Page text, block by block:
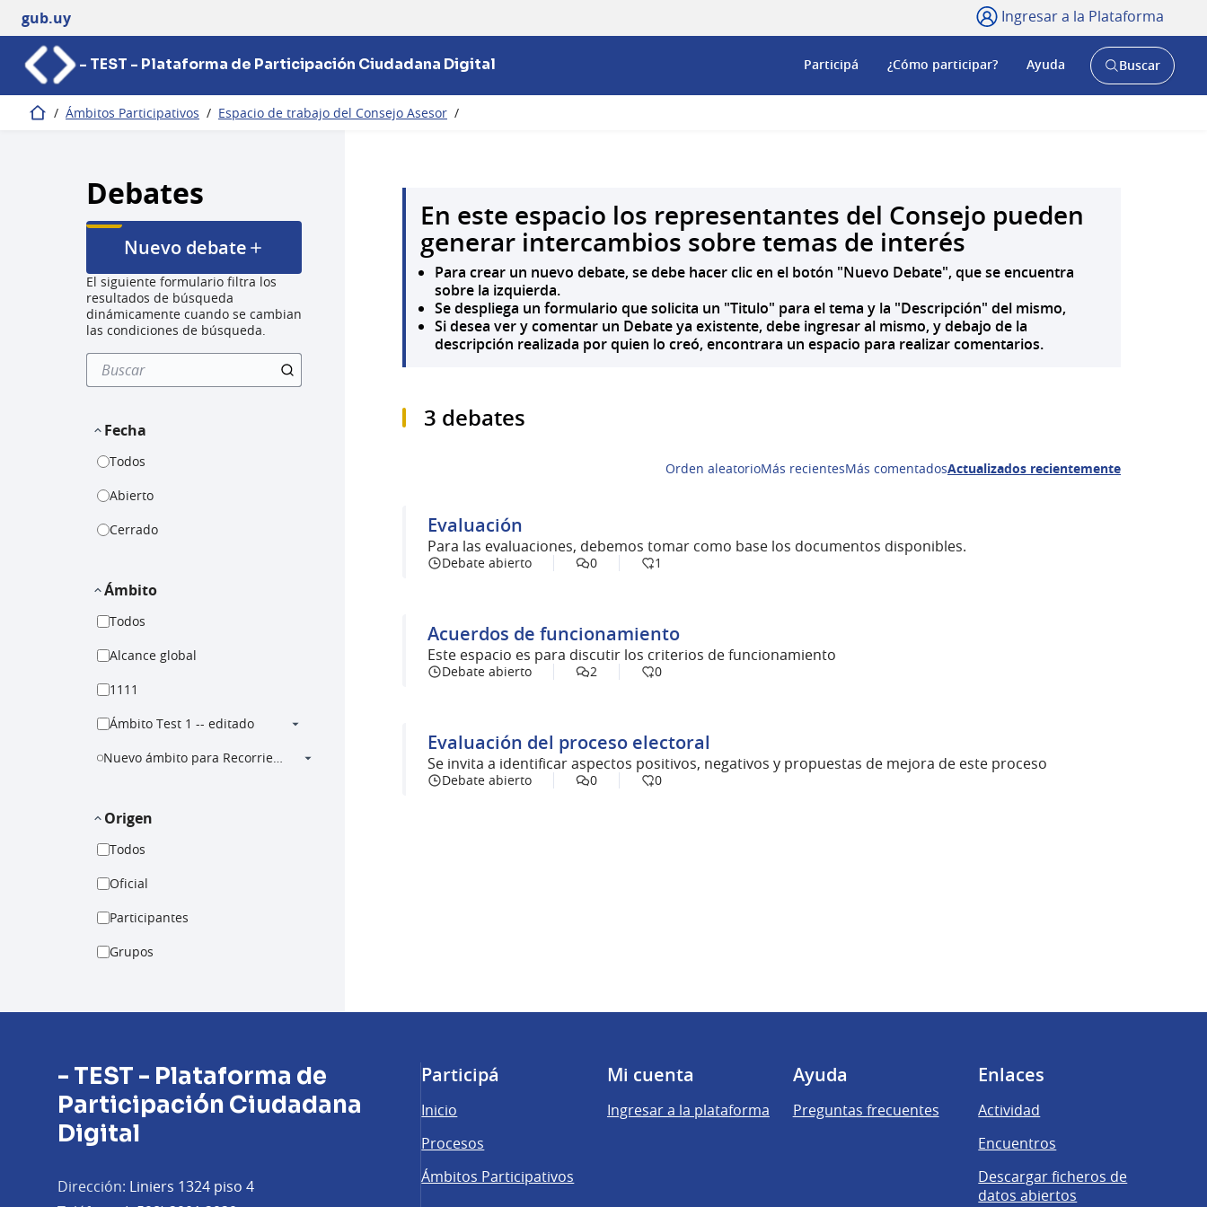
gub.uy Ingresar a la Plataforma
- TEST - Plataforma de Participación Ciudadana Digital Participá ¿Cómo participar? Ayuda
AbrirBuscar
Inicio / Ámbitos Participativos / Espacio de trabajo del Consejo Asesor /
Debates
Nuevo debate
El siguiente formulario filtra los
resultados de búsqueda
dinámicamente cuando se cambian
las condiciones de búsqueda.
Fecha
Todos
Abierto
Cerrado
Ámbito
Todos
Alcance global
1111
Ámbito Test 1 -- editado
Nuevo ámbito para Recorriendo la Plataforma, Configuración
Origen
Todos
Oficial
Participantes
Grupos
En este espacio los representantes del Consejo pueden
generar intercambios sobre temas de interés
Para crear un nuevo debate, se debe hacer clic en el botón "Nuevo Debate", que se encuentra
sobre la izquierda.
Se despliega un formulario que solicita un "Titulo" para el tema y la "Descripción" del mismo,
Si desea ver y comentar un Debate ya existente, debe ingresar al mismo, y debajo de la
descripción realizada por quien lo creó, encontrara un espacio para realizar comentarios.
3 debates
Orden aleatorioMás recientesMás comentadosActualizados recientemente
Evaluación
Para las evaluaciones, debemos tomar como base los documentos disponibles.
Debate abierto 0 1
Acuerdos de funcionamiento
Este espacio es para discutir los criterios de funcionamiento
Debate abierto 2 0
Evaluación del proceso electoral
Se invita a identificar aspectos positivos, negativos y propuestas de mejora de este proceso
Debate abierto 0 0
- TEST - Plataforma de
Participación Ciudadana
Digital
Dirección: Liniers 1324 piso 4
Participá
Inicio
Procesos
Ámbitos Participativos
Mi cuenta
Ingresar a la plataforma
Ayuda
Preguntas frecuentes
Enlaces
Actividad
Encuentros
Descargar ficheros de
datos abiertos